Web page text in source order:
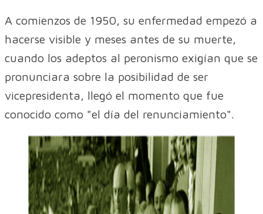
A comienzos de 1950, su enfermedad empezó a
hacerse visible y meses antes de su muerte,
cuando los adeptos al peronismo exigían que se
pronunciara sobre la posibilidad de ser
vicepresidenta, llegó el momento que fue
conocido como "el día del renunciamiento".